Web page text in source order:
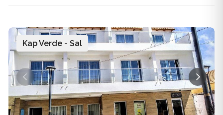
restaurant, sandy_beach, wlan_available
Kap Verde - Sal